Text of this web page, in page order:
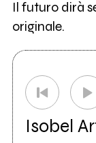
Il futuro dirà
originale.
Isobel